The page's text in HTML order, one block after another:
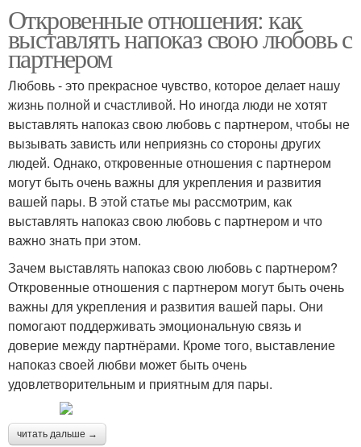
Откровенные отношения: как
выставлять напоказ свою любовь с
партнером
Любовь - это прекрасное чувство, которое делает нашу
жизнь полной и счастливой. Но иногда люди не хотят
выставлять напоказ свою любовь с партнером, чтобы не
вызывать зависть или неприязнь со стороны других
людей. Однако, откровенные отношения с партнером
могут быть очень важны для укрепления и развития
вашей пары. В этой статье мы рассмотрим, как
выставлять напоказ свою любовь с партнером и что
важно знать при этом.
Зачем выставлять напоказ свою любовь с партнером?
Откровенные отношения с партнером могут быть очень
важны для укрепления и развития вашей пары. Они
помогают поддерживать эмоциональную связь и
доверие между партнёрами. Кроме того, выставление
напоказ своей любви может быть очень
удовлетворительным и приятным для пары.
читать дальше →